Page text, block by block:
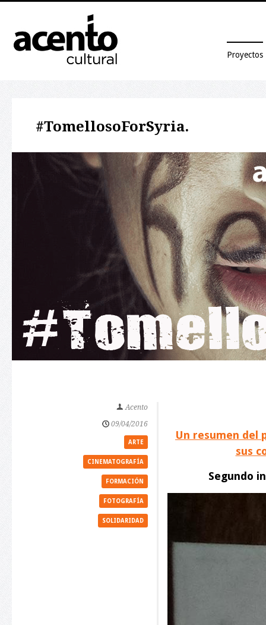
Proyectos
#TomellosoForSyria.
Acento
09/04/2016
ARTE
CINEMATOGRAFÍA
FORMACIÓN
FOTOGRAFÍA
SOLIDARIDAD
Un resumen del
sus
Segundo